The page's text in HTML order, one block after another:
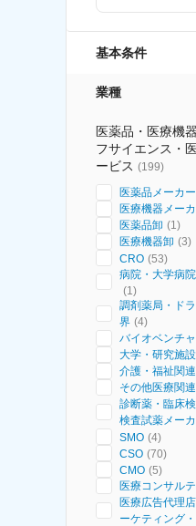
基本条件
業種
医薬品・医療機
フサイエンス・
ービス (199)
医薬品メーカ
医療機器メー
医薬品卸 (1)
医療機器卸 (3)
CRO (53)
病院・大学病
(1)
調剤薬局・ド
界 (4)
バイオベンチ
大学・研究施設
介護・福祉関
その他医療関連
診断薬・臨床
検査試薬メー
SMO (4)
CSO (70)
CMO (5)
医療コンサル
医療広告代理
ーケティング